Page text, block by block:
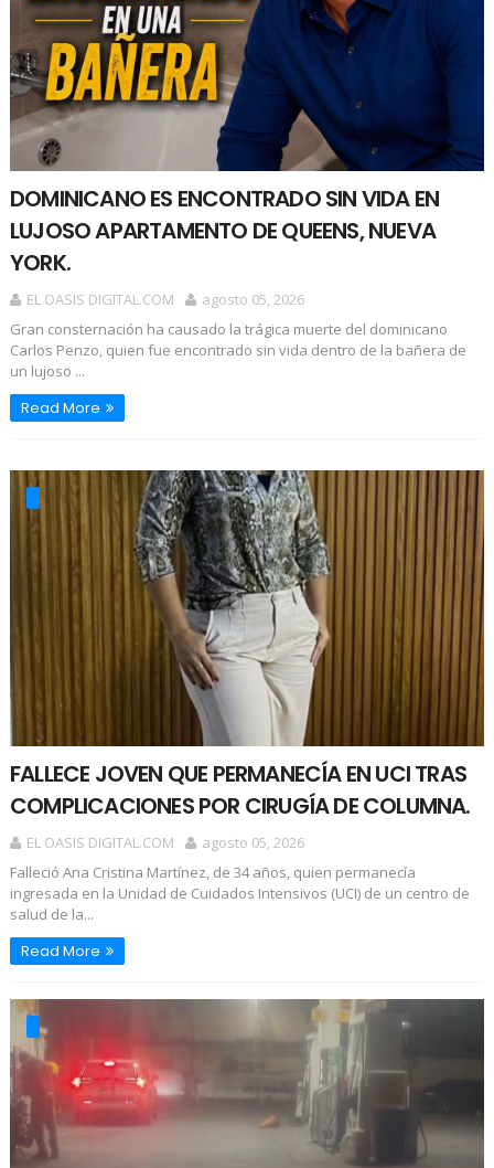
DOMINICANO ES ENCONTRADO SIN VIDA EN
LUJOSO APARTAMENTO DE QUEENS, NUEVA
YORK.
EL OASIS DIGITAL.COM
agosto 05, 2026
Gran consternación ha causado la trágica muerte del dominicano
Carlos Penzo, quien fue encontrado sin vida dentro de la bañera de
un lujoso ...
Read More
FALLECE JOVEN QUE PERMANECÍA EN UCI TRAS
COMPLICACIONES POR CIRUGÍA DE COLUMNA.
EL OASIS DIGITAL.COM
agosto 05, 2026
Falleció Ana Cristina Martínez, de 34 años, quien permanecía
ingresada en la Unidad de Cuidados Intensivos (UCI) de un centro de
salud de la...
Read More